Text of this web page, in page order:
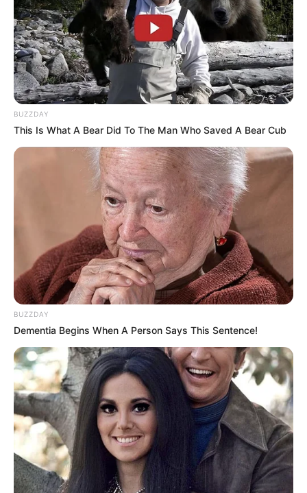
Facebook
Twitter
Pinterest
Share
Revista Artesanato
Deixe seu comentário
48 Comentários
BUZZDAY
This Is What A Bear Did To The Man Who Saved A Bear Cub
BUZZDAY
Dementia Begins When A Person Says This Sentence!